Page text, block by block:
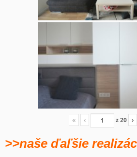
« ‹ z20 ›
>>naše ďaľšie